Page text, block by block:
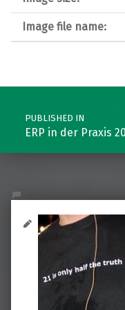
Image file name:
Post navigation
PUBLISHED IN
ERP in der Praxis